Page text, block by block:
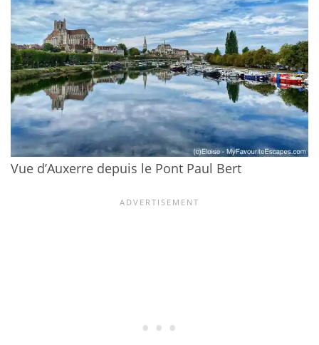
Vue d’Auxerre depuis le Pont Paul Bert